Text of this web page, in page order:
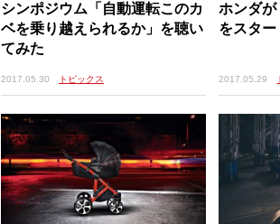
シンポジウム「自動運転このカ
ベを乗り越えられるか」を聴い
てみた
2017.05.30 トピックス
ホンダ
をスター
2017.05.29